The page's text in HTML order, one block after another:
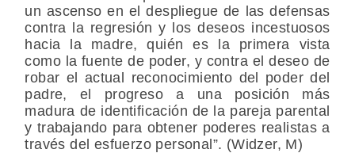
un ascenso en el despliegue de las defensas
contra la regresión y los deseos incestuosos
hacia la madre, quién es la primera vista
como la fuente de poder, y contra el deseo de
robar el actual reconocimiento del poder del
padre, el progreso a una posición más
madura de identificación de la pareja parental
y trabajando para obtener poderes realistas a
través del esfuerzo personal”. (Widzer, M)